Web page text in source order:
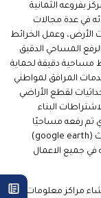
بفروعه الثمانية
في عدة مجالات
الأرض، وعمل الخرائط
المساحي الدقيق
مساحية دقيقة لحماية
المرافق لمواطني
لقطع الأراضي
البناء
تم رفعه مساحيًا
بواسطة أجهرة مساحية دقيقة و صورة من جوجل ايرث (google earth)
في جميع الاعمال
وأشارت م. أمل محمد حنفي إلى أن المركز ساهم في إنشاء مراكز معلومات ب ١١